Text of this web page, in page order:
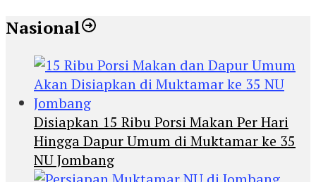
Nasional
Disiapkan 15 Ribu Porsi Makan Per Hari
Hingga Dapur Umum di Muktamar ke 35
NU Jombang